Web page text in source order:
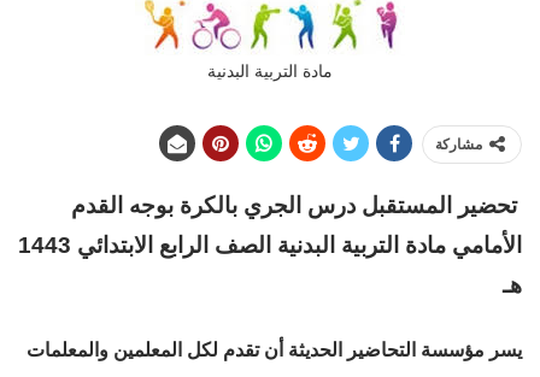
مادة التربية البدنية
مشاركة
تحضير المستقبل درس الجري بالكرة بوجه القدم
الأمامي مادة التربية البدنية الصف الرابع الابتدائي 1443
هـ
يسر مؤسسة التحاضير الحديثة أن تقدم لكل المعلمين والمعلمات